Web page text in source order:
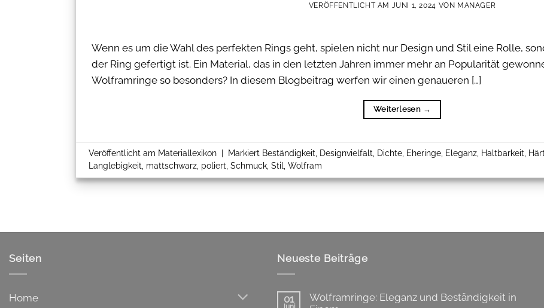
VERÖFFENTLICHT AM JUNI 1, 2024 VON MANAGER
Wenn es um die Wahl des perfekten Rings geht, spielen nicht nur Design und Stil eine Rolle,
der Ring gefertigt ist. Ein Material, das in den letzten Jahren immer mehr an Popularität
Wolframringe so besonders? In diesem Blogbeitrag werfen wir einen genaueren […]
Weiterlesen →
Veröffentlicht am Materiallexikon Markiert Beständigkeit Designvielfalt Dichte, Eheringe, Eleganz, Haltbarkeit
Langlebigkeit mattschwarz, poliert Schmuck, Stil Wolfram
Seiten
Home
Neueste Beiträge
01
Wolframringe: Eleganz und Beständigkeit in